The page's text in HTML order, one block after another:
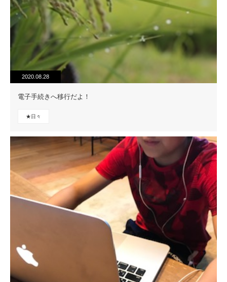
2020.08.28
電子手続きへ移行だよ！
★日々